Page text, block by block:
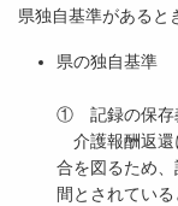
県独自基準があると
県の独自基準
① 記録の保存
介護報酬返還
合を図るため
間とされてい